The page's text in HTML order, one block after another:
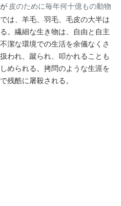
皮のために毎年何十億もの動物
は、羊毛、羽毛、毛皮の大半は
。繊細な生き物は、自由と自主
潔な環境での生活を余儀なくさ
われ、蹴られ、叩かれることも
められる。拷問のような生涯を
残酷に屠殺される。